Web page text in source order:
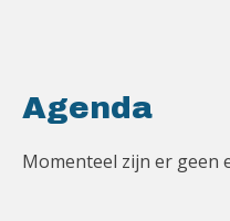
Agenda
Momenteel zijn er geen